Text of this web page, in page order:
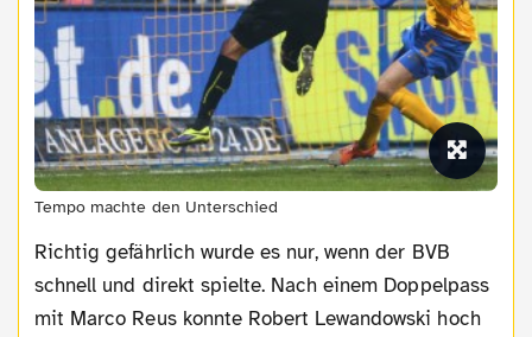
Tempo machte den Unterschied
Richtig gefährlich wurde es nur, wenn der BVB
schnell und direkt spielte. Nach einem Doppelpass
mit Marco Reus konnte Robert Lewandowski hoch